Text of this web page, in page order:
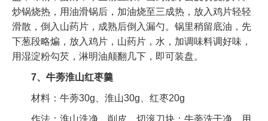
炒锅烧热，用油滑锅后，加油烧至三成热，放入鸡片轻轻
滑散，倒入山药片，成熟后倒入漏勺。锅里稍留底油，先
下葱段略煸，放入鸡片，山药片，水，加调味料调好味，
用湿淀粉勾芡，淋明油颠翻几下，即可装盘。
7、牛蒡淮山红枣羹
材料：牛蒡30g、淮山30g、红枣20g
作法：淮山洗净，削皮，切滚刀块；牛蒡洗干净，用